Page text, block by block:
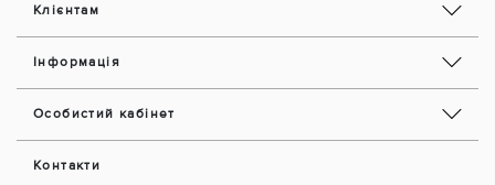
Клієнтам
Інформація
Особистий кабінет
Контакти